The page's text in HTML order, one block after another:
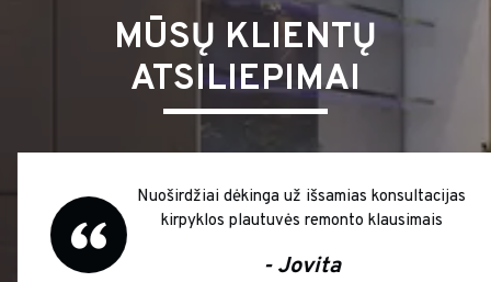
MŪSŲ KLIENTŲ
ATSILIEPIMAI
Nuoširdžiai dėkinga už išsamias konsultacijas
kirpyklos plautuvės remonto klausimais
- Jovita